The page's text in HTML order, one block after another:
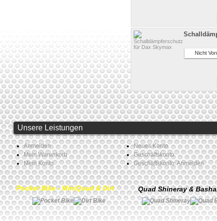
Nicht
Unsere Leistungen
Anmelden
Mein Warenkorb
Mein Konto
Neues Konto
Geschäftskonto
Geschäftskonto: Anmelden
Pocket Bike - MiniQuad & Dirt Quad Shineray &